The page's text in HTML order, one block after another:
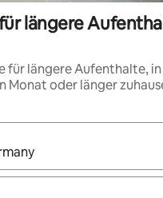
längere
für längere Aufenthalte,
Monat oder länger
verfügbar sind, navigiere mit